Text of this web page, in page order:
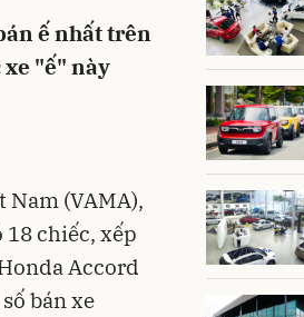
ế nhất trên
xe "ế" này
Nam (VAMA),
chiếc, xếp
Accord
bán xe